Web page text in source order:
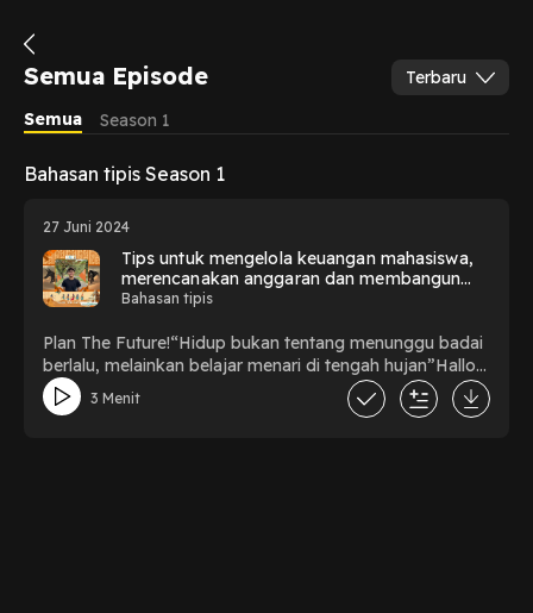
Semua Episode
Terbaru
Semua
Season 1
Bahasan tipis Season 1
27 Juni 2024
Tips untuk mengelola keuangan mahasiswa,
merencanakan anggaran dan membangun
kebiasaan keuangan yang baik
Bahasan tipis
Plan The Future!“Hidup bukan tentang menunggu badai
berlalu, melainkan belajar menari di tengah hujan”Hallo
Planners!Pentingnya Public speaking dan berargumen
merupakan 2 hal yang sangat penting untuk
3 Menit